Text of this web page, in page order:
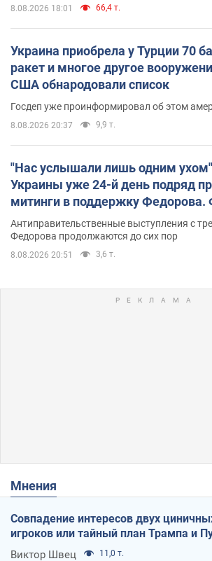
8.08.2026 18:01 66,4 т.
Украина приобрела у Турции 70
ракет и многое другое
США обнародовали список
Госдеп уже проинформировал об этом
8.08.2026 20:37 9,9 т.
"Нас услышали лишь одним
Украины уже 24-й день подряд
митинги в поддержку Федорова.
Антиправительственные выступления с
Федорова продолжаются до сих пор
8.08.2026 20:51 3,6 т.
Мнения
Совпадение интересов двух
игроков или тайный план Трампа и
Виктор Швец 11,0 т.